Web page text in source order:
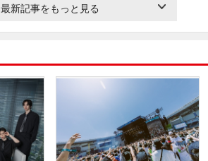
最新記事をもっと見る